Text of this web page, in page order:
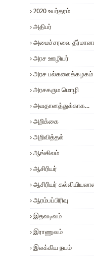
2020 உயர்தரம்
அதிபர்
அமைச்சரவை
அரச ஊழியர்
அரச பல்கலைக்கழகம்
அரசகரும மொழி
அவதானத்துக்காக...
அறிக்கை
அறிவித்தல்
ஆங்கிலம்
ஆசிரியர்
ஆசிரியர்
ஆரம்பப்பிரிவு
இதவடிவம்
இராணுவம்
இலக்கிய நயம்